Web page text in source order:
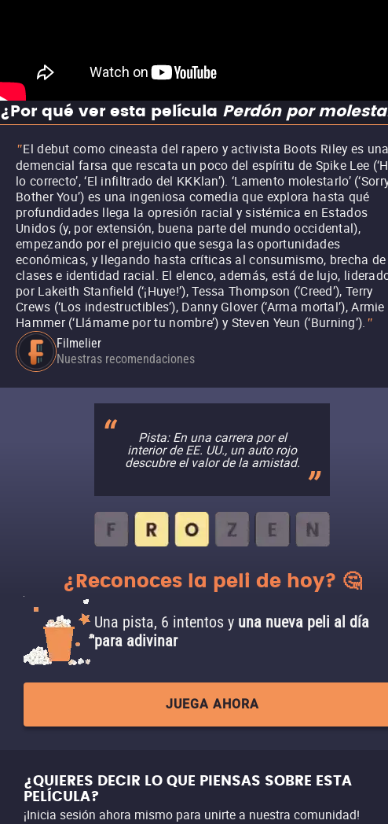
¿Por qué ver esta película Perdón por
"El debut como cineasta del rapero y activista Boots Riley es una
demencial farsa que rescata un poco del espíritu de Spike Lee
lo correcto’, ‘El infiltrado del KKKlan’). ‘Lamento molestarlo’
Bother You’) es una ingeniosa comedia que explora hasta qué
profundidades llega la opresión racial y sistémica en Estados
Unidos (y, por extensión, buena parte del mundo occidental),
empezando por el prejuicio que sesga las oportunidades
económicas, y llegando hasta críticas al consumismo, brecha de
clases e identidad racial. El elenco, además, está de lujo,
por Lakeith Stanfield (‘¡Huye!’), Tessa Thompson (‘Creed’), Terry
Crews (‘Los indestructibles’), Danny Glover (‘Arma mortal’), Armie
Hammer (‘Llámame por tu nombre’) y Steven Yeun (‘Burning’). "
Filmelier
Nuestras recomendaciones
Pista: En una carrera por el
interior de EE. UU., un auto rojo
descubre el valor de la amistad.
¿Reconoces la peli de hoy? 🤔
Una pista, 6 intentos y una nueva peli al día
para adivinar
JUEGA AHORA
¿QUIERES DECIR LO QUE PIENSAS SOBRE ESTA
PELÍCULA?
¡Inicia sesión ahora mismo para unirte a nuestra comunidad!